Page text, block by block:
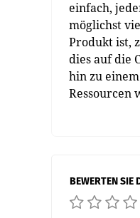
einfach,
möglichst
Produkt ist,
dies auf die
hin zu
Ressourcen
BEWERTEN SIE